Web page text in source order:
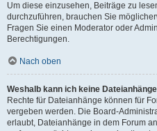
Um diese einzusehen, Beiträge zu
durchzuführen, brauchen Sie
Fragen Sie einen Moderator oder
Berechtigungen.
Nach oben
Weshalb kann ich keine
Rechte für Dateianhänge können für
vergeben werden. Die Board-
erlaubt, Dateianhänge in dem Forum